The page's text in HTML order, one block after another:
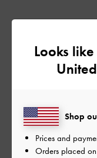
こ
Looks
Shop
Prices and
Orders placed on